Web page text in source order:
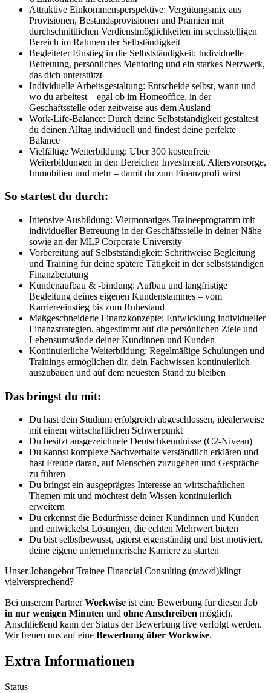
Attraktive Einkommensperspektive: Vergütungsmix aus
Provisionen, Bestandsprovisionen und Prämien mit
durchschnittlichen Verdienstmöglichkeiten im sechsstelligen
Bereich im Rahmen der Selbständigkeit
Begleiteter Einstieg in die Selbstständigkeit: Individuelle
Betreuung, persönliches Mentoring und ein starkes Netzwerk,
das dich unterstützt
Individuelle Arbeitsgestaltung: Entscheide selbst, wann und
wo du arbeitest – egal ob im Homeoffice, in der
Geschäftsstelle oder zeitweise aus dem Ausland
Work-Life-Balance: Durch deine Selbstständigkeit gestaltest
du deinen Alltag individuell und findest deine perfekte
Balance
Vielfältige Weiterbildung: Über 300 kostenfreie
Weiterbildungen in den Bereichen Investment, Altersvorsorge,
Immobilien und mehr – damit du zum Finanzprofi wirst
So startest du durch:
Intensive Ausbildung: Viermonatiges Traineeprogramm mit
individueller Betreuung in der Geschäftsstelle in deiner Nähe
sowie an der MLP Corporate University
Vorbereitung auf Selbstständigkeit: Schrittweise Begleitung
und Training für deine spätere Tätigkeit in der selbstständigen
Finanzberatung
Kundenaufbau & -bindung: Aufbau und langfristige
Begleitung deines eigenen Kundenstammes – vom
Karriereeinstieg bis zum Ruhestand
Maßgeschneiderte Finanzkonzepte: Entwicklung individueller
Finanzstrategien, abgestimmt auf die persönlichen Ziele und
Lebensumstände deiner Kundinnen und Kunden
Kontinuierliche Weiterbildung: Regelmäßige Schulungen und
Trainings ermöglichen dir, dein Fachwissen kontinuierlich
auszubauen und auf dem neuesten Stand zu bleiben
Das bringst du mit:
Du hast dein Studium erfolgreich abgeschlossen, idealerweise
mit einem wirtschaftlichen Schwerpunkt
Du besitzt ausgezeichnete Deutschkenntnisse (C2-Niveau)
Du kannst komplexe Sachverhalte verständlich erklären und
hast Freude daran, auf Menschen zuzugehen und Gespräche
zu führen
Du bringst ein ausgeprägtes Interesse an wirtschaftlichen
Themen mit und möchtest dein Wissen kontinuierlich
erweitern
Du erkennst die Bedürfnisse deiner Kundinnen und Kunden
und entwickelst Lösungen, die echten Mehrwert bieten
Du bist selbstbewusst, agierst eigenständig und bist motiviert,
deine eigene unternehmerische Karriere zu starten
Unser Jobangebot Trainee Financial Consulting (m/w/d)klingt
vielversprechend?
Bei unserem PartnerWorkwise ist eine Bewerbung für diesen Job
in nur wenigen Minuten und ohne Anschreiben möglich.
Anschließend kann der Status der Bewerbung live verfolgt werden.
Wir freuen uns auf eine Bewerbung über Workwise.
Extra Informationen
Status